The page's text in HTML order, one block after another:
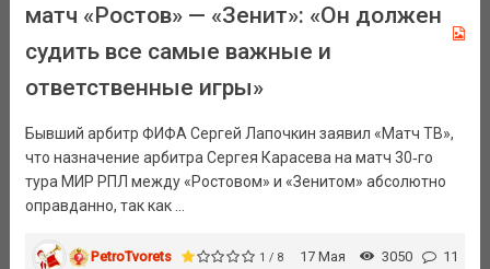
матч «Ростов» — «Зенит»: «Он должен
судить все самые важные и
ответственные игры»
Бывший арбитр ФИФА Сергей Лапочкин заявил «Матч ТВ»,
что назначение арбитра Сергея Карасева на матч 30‑го
тура МИР РПЛ между «Ростовом» и «Зенитом» абсолютно
оправданно, так как ...
PetroTvorets 1 / 8 17 Мая 3050 11